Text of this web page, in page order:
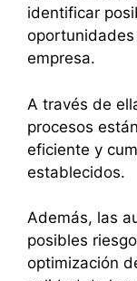
identificar
empresa.
A través de
procesos
eficiente y
establecidos.
Además, las
posibles
optimización